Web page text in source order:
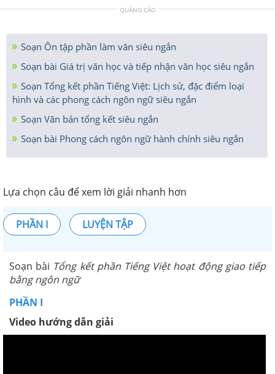
QUẢNG CÁO
Soạn Ôn tập phần làm văn siêu ngắn
Soạn bài Giá trị văn học và tiếp nhận văn học siêu ngắn
Soạn Tổng kết phần Tiếng Việt: Lịch sử, đặc điểm loại
hình và các phong cách ngôn ngữ siêu ngắn
Soạn Văn bản tổng kết siêu ngắn
Soạn bài Phong cách ngôn ngữ hành chính siêu ngắn
Lựa chọn câu để xem lời giải nhanh hơn
PHẦN I LUYỆN TẬP
Soạn bài Tổng kết phần Tiếng Việt hoạt động giao tiếp
bằng ngôn ngữ
PHẦN I
Video hướng dẫn giải